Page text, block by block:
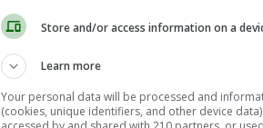
Store and/or access information on a
Learn more
Your personal data will be processed and
(cookies, unique identifiers, and other device